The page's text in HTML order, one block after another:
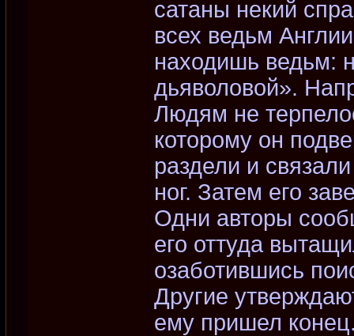
сатаны некий
всех ведьм
находишь ведьм:
дьяволовой».
Людям не
которому он
раздели и
ног. Затем его
Одни авторы
его оттуда
озаботившись
Другие
ему пришел